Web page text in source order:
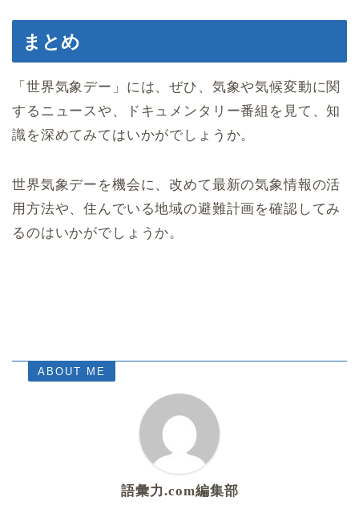
まとめ
「世界気象デー」には、ぜひ、気象や気候変動に関
するニュースや、ドキュメンタリー番組を見て、知
識を深めてみてはいかがでしょうか。
世界気象デーを機会に、改めて最新の気象情報の活
用方法や、住んでいる地域の避難計画を確認してみ
るのはいかがでしょうか。
ABOUT ME
語彙力.com編集部